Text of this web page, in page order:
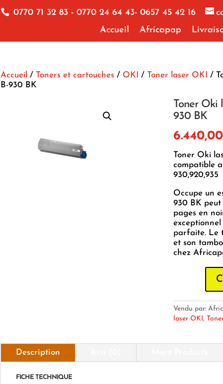
0770 71 32 83 - 0770 24 64 43- 0657 45 42 16
Accueil
Africapap
Accueil / Toners et cartouches/ OKI / Toner laser OKI
/
B-930 BK
Toner Oki
930 BK
6.440,00
Toner Oki
compatible
930,920,935
Occupe un
930 BK peut
pages en
exceptionnel
parfaite. Le
et son
chez
Vendu par:
laser OKI ,
Description
FICHE TECHNIQUE